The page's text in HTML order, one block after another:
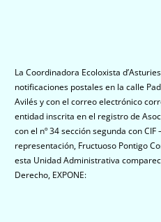
La Coordinadora Ecoloxista
notificaciones postales en la calle
Avilés y con el correo electrónico
entidad inscrita en el registro de
con el nº 34 sección segunda con CIF
representación, Fructuoso Pontigo
esta Unidad Administrativa
Derecho, EXPONE: